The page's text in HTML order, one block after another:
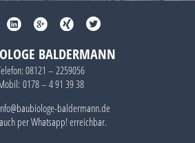
BALDERMANN
08121 – 2259056
0178 – 4 91 39 38
baldermann.de
perWhatsapp!erreichbar.